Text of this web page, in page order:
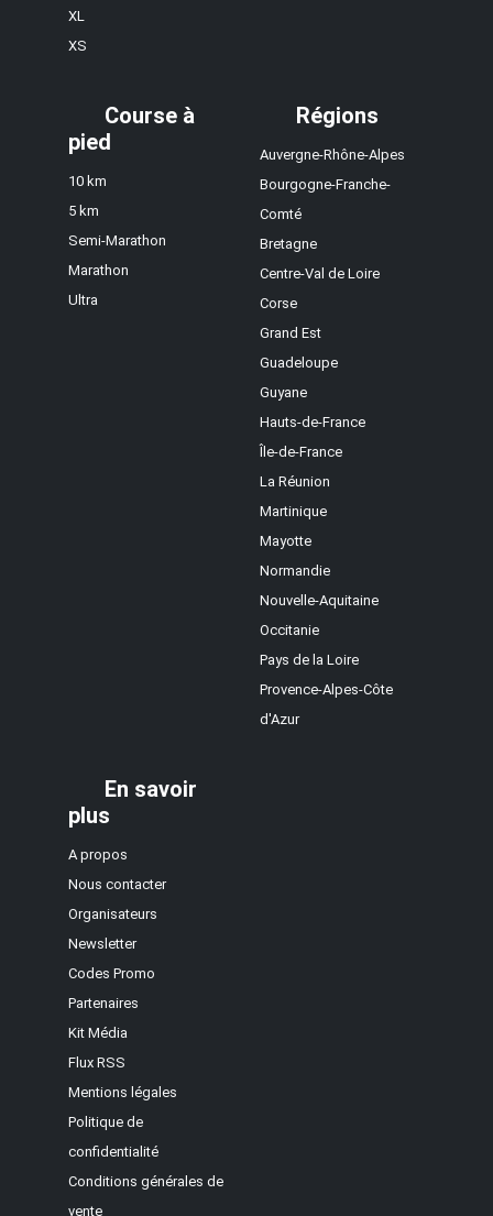
XL
XS
Course à
pied
10 km
5 km
Semi-Marathon
Marathon
Ultra
Régions
Auvergne-Rhône-Alpes
Bourgogne-Franche-
Comté
Bretagne
Centre-Val de Loire
Corse
Grand Est
Guadeloupe
Guyane
Hauts-de-France
Île-de-France
La Réunion
Martinique
Mayotte
Normandie
Nouvelle-Aquitaine
Occitanie
Pays de la Loire
Provence-Alpes-Côte
d'Azur
En savoir
plus
A propos
Nous contacter
Organisateurs
Newsletter
Codes Promo
Partenaires
Kit Média
Flux RSS
Mentions légales
Politique de
confidentialité
Conditions générales de
vente